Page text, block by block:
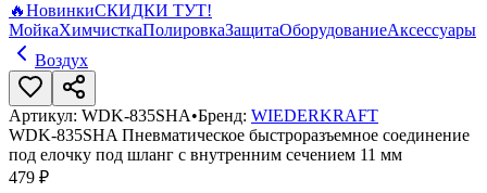
🔥НовинкиСКИДКИ ТУТ!
МойкаХимчисткаПолировкаЗащитаОборудованиеАксессуары
Воздух
Артикул: WDK-835SHA•Бренд: WIEDERKRAFT
WDK-835SHA Пневматическое быстроразъемное соединение
под елочку под шланг с внутренним сечением 11 мм
479 ₽